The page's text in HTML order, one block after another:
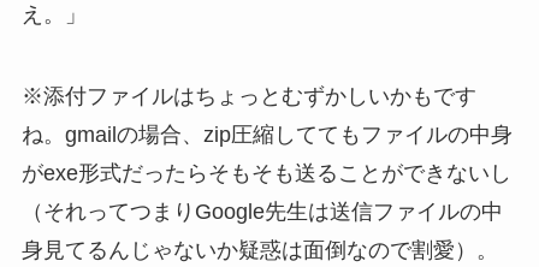
え。」
※添付ファイルはちょっとむずかしいかもです
ね。gmailの場合、zip圧縮しててもファイルの中身
がexe形式だったらそもそも送ることができないし
（それってつまりGoogle先生は送信ファイルの中
身見てるんじゃないか疑惑は面倒なので割愛）。